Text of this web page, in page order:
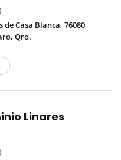
de Casa Blanca, 76080
Qro.
Linares